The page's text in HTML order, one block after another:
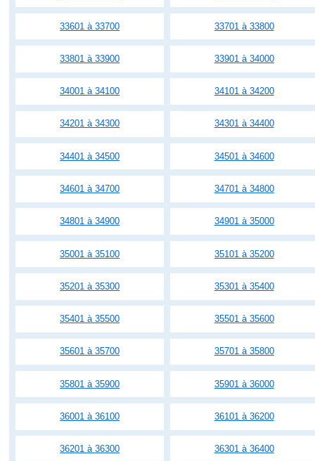
33601 à 33700 33701 à 33800
33801 à 33900 33901 à 34000
34001 à 34100 34101 à 34200
34201 à 34300 34301 à 34400
34401 à 34500 34501 à 34600
34601 à 34700 34701 à 34800
34801 à 34900 34901 à 35000
35001 à 35100 35101 à 35200
35201 à 35300 35301 à 35400
35401 à 35500 35501 à 35600
35601 à 35700 35701 à 35800
35801 à 35900 35901 à 36000
36001 à 36100 36101 à 36200
36201 à 36300 36301 à 36400